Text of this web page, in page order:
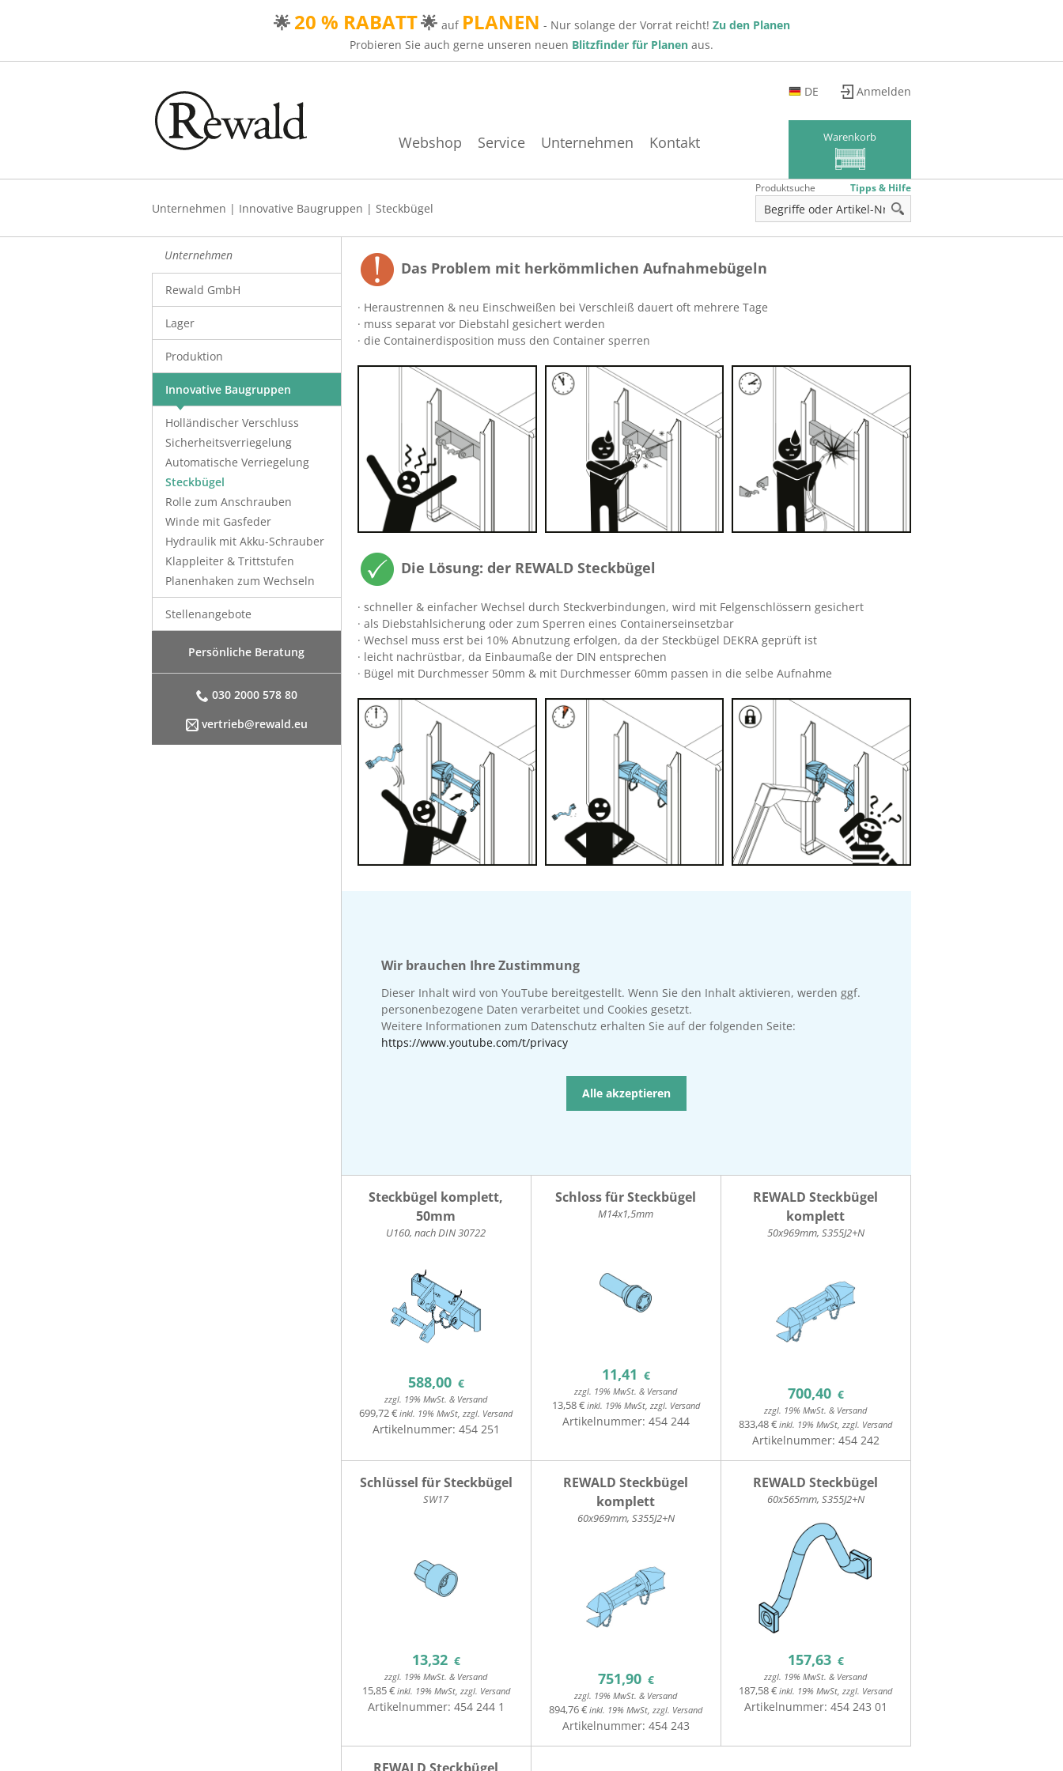
🌟 20 % RABATT🌟 auf PLANEN - Nur solange der Vorrat reicht! Zu den Planen
Probieren Sie auch gerne unseren neuen Blitzfinder für Planen aus.
Webshop Service Unternehmen Kontakt
DE
FR
Anmelden
Warenkorb
Unternehmen | Innovative Baugruppen | Steckbügel
Produktsuche Tipps & Hilfe
Unternehmen
Rewald GmbH
Lager
Produktion
Innovative Baugruppen
Holländischer Verschluss
Sicherheitsverriegelung
Automatische Verriegelung
Steckbügel
Rolle zum Anschrauben
Winde mit Gasfeder
Hydraulik mit Akku-Schrauber
Klappleiter & Trittstufen
Planenhaken zum Wechseln
Stellenangebote
Persönliche Beratung
030 2000 578 80
vertrieb@rewald.eu
Das Problem mit herkömmlichen Aufnahmebügeln
· Heraustrennen & neu Einschweißen bei Verschleiß dauert oft mehrere Tage
· muss separat vor Diebstahl gesichert werden
· die Containerdisposition muss den Container sperren
Die Lösung: der REWALD Steckbügel
· schneller & einfacher Wechsel durch Steckverbindungen, wird mit Felgenschlössern gesichert
· als Diebstahlsicherung oder zum Sperren eines Containerseinsetzbar
· Wechsel muss erst bei 10% Abnutzung erfolgen, da der Steckbügel DEKRA geprüft ist
· leicht nachrüstbar, da Einbaumaße der DIN entsprechen
· Bügel mit Durchmesser 50mm & mit Durchmesser 60mm passen in die selbe Aufnahme
Wir brauchen Ihre Zustimmung
Dieser Inhalt wird von YouTube bereitgestellt. Wenn Sie den Inhalt aktivieren, werden ggf.
personenbezogene Daten verarbeitet und Cookies gesetzt.
Weitere Informationen zum Datenschutz erhalten Sie auf der folgenden Seite:
https://www.youtube.com/t/privacy
Alle akzeptieren
Steckbügel komplett,
50mm
U160, nach DIN 30722
588,00 €
zzgl. 19% MwSt. & Versand
699,72 € inkl. 19% MwSt, zzgl. Versand
Artikelnummer: 454 251
Schloss für Steckbügel
M14x1,5mm
11,41 €
zzgl. 19% MwSt. & Versand
13,58 €inkl. 19% MwSt, zzgl. Versand
Artikelnummer: 454 244
REWALD Steckbügel
komplett
50x969mm, S355J2+N
700,40 €
zzgl. 19% MwSt. & Versand
833,48 € inkl. 19% MwSt, zzgl. Versand
Artikelnummer: 454 242
Schlüssel für Steckbügel
SW17
13,32 €
zzgl. 19% MwSt. & Versand
15,85 €inkl. 19% MwSt, zzgl. Versand
Artikelnummer: 454 244 1
REWALD Steckbügel
komplett
60x969mm, S355J2+N
751,90 €
zzgl. 19% MwSt. & Versand
894,76 € inkl. 19% MwSt, zzgl. Versand
Artikelnummer: 454 243
REWALD Steckbügel
60x565mm, S355J2+N
157,63 €
zzgl. 19% MwSt. & Versand
187,58 € inkl. 19% MwSt, zzgl. Versand
Artikelnummer: 454 243 01